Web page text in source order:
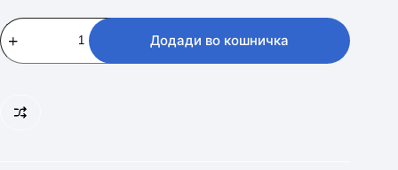
Vivax
grill
SM-
Додади во кошничка